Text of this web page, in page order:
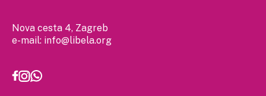
Nova cesta 4, Zagreb
e-mail: info@libela.org